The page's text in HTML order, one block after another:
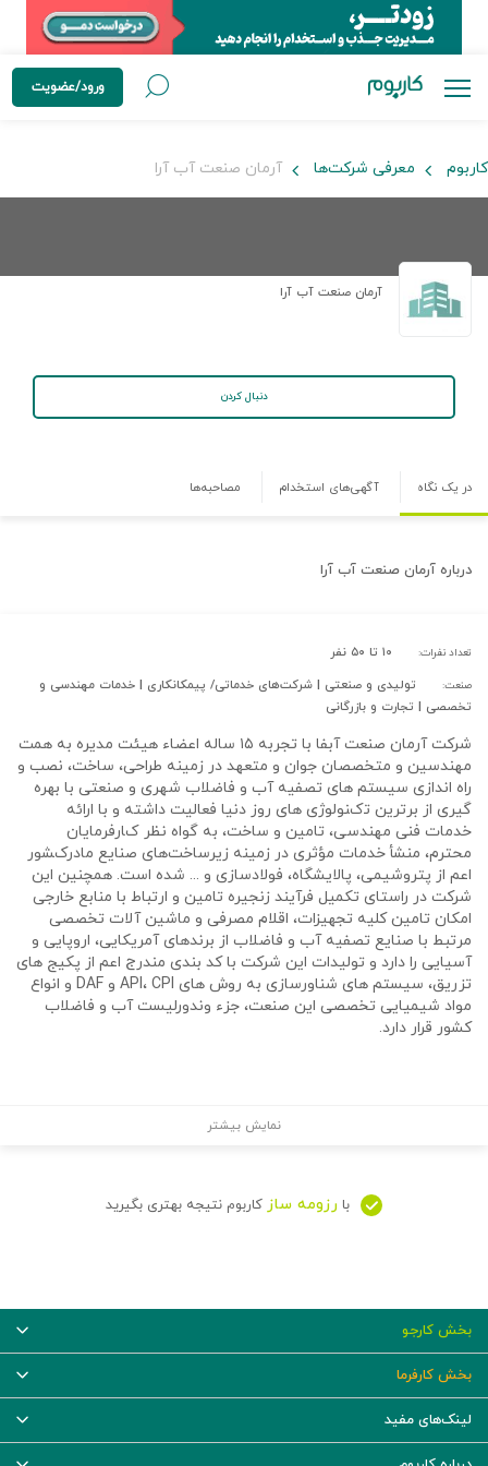
ورود/عضویت
کاربوم معرفی شرکت‌ها آرمان صنعت آب آرا
آرمان صنعت آب آرا
دنبال کردن
در یک نگاه آگهی‌های استخدام مصاحبه‌ها
درباره آرمان صنعت آب آرا
تعداد نفرات: ۱۰ تا ۵۰ نفر
صنعت:
تولیدی و صنعتی | شرکت‌های خدماتی/ پیمکانکاری | خدمات مهندسی و
تخصصی | تجارت و بازرگانی
ﺷﺮکت آرﻣﺎن ﺻﻨﻌﺖ آﺑﻔﺎ ﺑﺎ ﺗﺠﺮﺑﻪ ۱۵ ﺳﺎﻟﻪ اﻋﻀﺎء ﻫﯿﺌﺖ ﻣﺪﯾﺮه ﺑﻪ ﻫﻤﺖ
ﻣﻬﻨﺪﺳﯿﻦ و ﻣﺘﺨﺼﺼﺎن ﺟﻮان و ﻣﺘﻌﻬﺪ در زﻣﯿﻨﻪ ﻃﺮاﺣﯽ، ﺳﺎﺧﺖ، ﻧﺼﺐ و
راه اﻧﺪازی ﺳﯿﺴﺘﻢ ﻫﺎی ﺗﺼﻔﯿﻪ آب و ﻓﺎﺿﻼب شهری و صنعتی ﺑﺎ ﺑﻬﺮه
ﮔﯿﺮی از ﺑﺮﺗﺮﯾﻦ ﺗکﻨﻮﻟﻮژی ﻫﺎی روز دﻧﯿﺎ ﻓﻌﺎﻟﯿﺖ داﺷﺘﻪ و ﺑﺎ اراﺋﻪ
ﺧﺪﻣﺎت ﻓﻨﯽ ﻣﻬﻨﺪﺳﯽ، ﺗﺎﻣﯿﻦ و ﺳﺎﺧﺖ، ﺑﻪ ﮔﻮاه ﻧﻈﺮ کﺎرﻓﺮﻣﺎﯾﺎن
ﻣﺤﺘﺮم، ﻣﻨﺸﺄ ﺧﺪﻣﺎت ﻣﺆﺛﺮی در زﻣﯿﻨﻪ زﯾﺮﺳﺎﺧﺖﻫﺎی ﺻﻨﺎﯾﻊ ﻣﺎدرکﺸﻮر
اﻋﻢ از ﭘﺘﺮوﺷﯿﻤﯽ، ﭘﺎﻻﯾﺸﮕﺎه، ﻓﻮﻻدﺳﺎزی و ... ﺷﺪه اﺳﺖ. همچنین این
شرکت در راستای تکمیل فرآیند زنجیره تامین و ارتباط با منابع خارجی
امکان تامین کلیه تجهیزات، اقلام مصرفی و ماشین آلات تخصصی
مرتبط با صنایع تصفیه آب و فاضلاب از برندهای آمریکایی، اروپایی و
آسیایی را دارد و تولیدات این شرکت با کد بندی مندرج اعم از پکیج های
تزریق، سیستم های شناورسازی به روش های API، CPI و DAF و انواع
مواد شیمیایی تخصصی این صنعت، جزء وندورلیست آب و فاضلاب
کشور قرار دارد.
نمایش بیشتر
با رزومه ساز کاربوم نتیجه بهتری بگیرید
بخش کارجو
بخش کارفرما
لینک‌های مفید